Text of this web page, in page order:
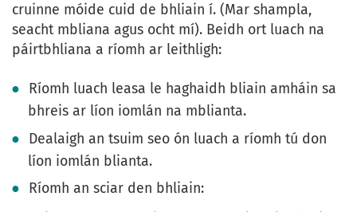
cruinne móide cuid de bhliain í. (Mar shampla,
seacht mbliana agus ocht mí). Beidh ort luach na
páirtbhliana a ríomh ar leithligh:
Ríomh luach leasa le haghaidh bliain amháin sa
bhreis ar líon iomlán na mblianta.
Dealaigh an tsuim seo ón luach a ríomh tú don
líon iomlán blianta.
Ríomh an sciar den bhliain: